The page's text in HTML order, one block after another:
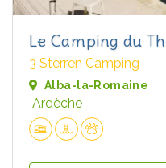
Le Camping du
3 Sterren Camping
Alba-la-Romaine
Ardèche